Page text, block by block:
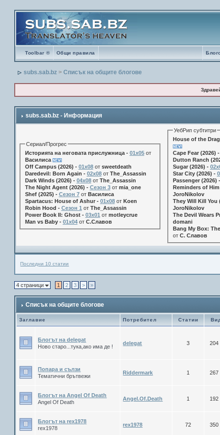
Toolbar ® Общи правила
subs.sab.bz >Списък на общите блогове
subs.sab.bz - Информация
Сериал/Прогрес
Историята на неговата прислужница - 01х05от
Василиса
Off Campus (2026) - 01x08от sweetdeath
Daredevil: Born Again - 02x08от The_Assassin
Dark Winds (2026) - 04x08от The_Assassin
The Night Agent (2026) - Сезон 3от mia_one
Shef (2025) - Сезон 7от Василиса
Spartacus: House of Ashur - 01x08от Koen
Robin Hood - Сезон 1 от The_Assassin
Power Book II: Ghost - 03x01 от motleycrue
Man vs Baby - 01x04от С.Славов
УебРип субтитри
House of the
Cape Fear (2026)
Dutton Ranch
Sugar (2026) -
Star City (2026) -
Passenger (2026)
Reminders of
JoroNikolov
They Will Kill You
JoroNikolov
The Devil Wears
domani
Bang My Box:
от С. Славов
Последни 10 статии
4 страници 1 2 3 > »
Списък на общите блогове
Заглавие Потребител Статии
Блогът на delegat
Ново старо...тука,ако има де !
delegat 3 204
Попара и сълзи
Тематични брътвежи
Riddermark 1 267
Блогът на Angel Of Death
Angel Of Death
Angel.Of.Death 1 192
Блогът на rex1978
rex1978
rex1978 72 350